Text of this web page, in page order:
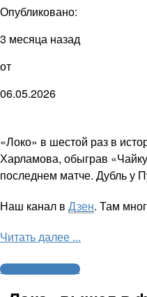
Опубликовано:
3 месяца назад
от
06.05.2026
«Локо» в шестой раз в
Харламова, обыграв
последнем матче. Дубль у
Наш канал в Дзен. Там
Читать далее ...
Молодежный хоккей